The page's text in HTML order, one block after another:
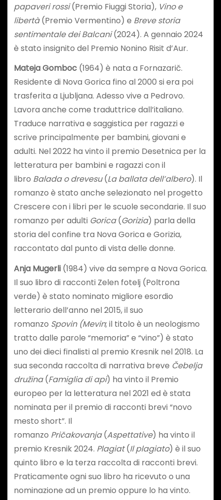
papaveri rossi(Premio Fiuggi Storia), Vino e
libertà(Premio Vermentino) e Breve storia
sentimentale dei Balcani(2024). A gennaio 2024
è stato insignito del Premio Nonino Risit d’Aur.
Mateja Gomboc(1964) è nata a Fornazarič.
Residente di Nova Gorica fino al 2000 si era poi
trasferita a Ljubljana. Adesso vive a Pedrovo.
Lavora anche come traduttrice dall’italiano.
Traduce narrativa e saggistica per ragazzi e
scrive principalmente per bambini, giovani e
adulti. Nel 2022 ha vinto il premio Desetnica per la
letteratura per bambini e ragazzi con il
libro Balada o drevesu(La ballata dell’albero). Il
romanzo è stato anche selezionato nel progetto
Crescere con i libri per le scuole secondarie. Il suo
romanzo per adulti Gorica(Gorizia) parla della
storia del confine tra Nova Gorica e Gorizia,
raccontato dal punto di vista delle donne.
Anja Mugerli(1984) vive da sempre a Nova Gorica.
Il suo libro di racconti Zelen fotelj (Poltrona
verde) è stato nominato migliore esordio
letterario dell’anno nel 2015, il suo
romanzo Spovin (Mevin; il titolo è un neologismo
tratto dalle parole “memoria” e “vino”) è stato
uno dei dieci finalisti al premio Kresnik nel 2018. La
sua seconda raccolta di narrativa breve Čebelja
družina(Famiglia di api) ha vinto il Premio
europeo per la letteratura nel 2021 ed è stata
nominata per il premio di racconti brevi “novo
mesto short”. Il
romanzo Pričakovanja(Aspettative) ha vinto il
premio Kresnik 2024. Plagiat(Il plagiato) è il suo
quinto libro e la terza raccolta di racconti brevi.
Praticamente ogni suo libro ha ricevuto o una
nominazione ad un premio oppure lo ha vinto.